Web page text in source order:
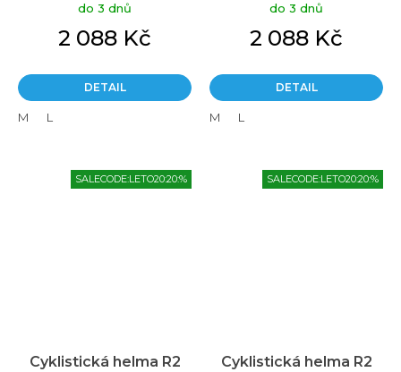
do 3 dnů
2 088 Kč
DETAIL
M L
do 3 dnů
2 088 Kč
DETAIL
M L
SALECODE:LETO20:20:%
Cyklistická helma R2
SALECODE:LETO20:20:%
Cyklistická helma R2